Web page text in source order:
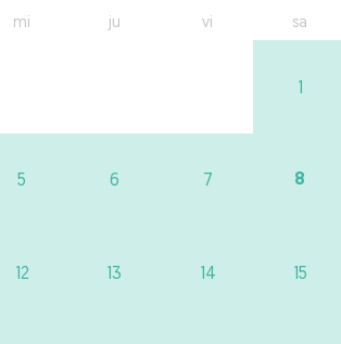
mi ju vi sa
1
5 6 7 8
12 13 14 15